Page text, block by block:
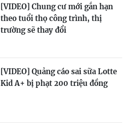
[VIDEO] Chung cư mới gắn hạn
theo tuổi thọ công trình, thị
trường sẽ thay đổi
[VIDEO] Quảng cáo sai sữa Lotte
Kid A+ bị phạt 200 triệu đồng